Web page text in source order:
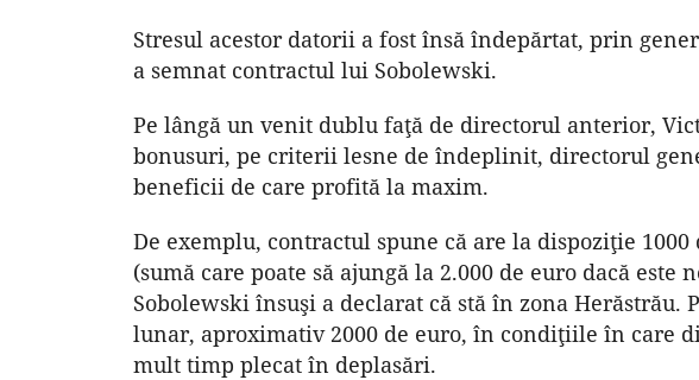
Stresul acestor datorii a fost însă îndepărtat, prin
a semnat contractul lui Sobolewski.
Pe lângă un venit dublu faţă de directorul anterior,
bonusuri, pe criterii lesne de îndeplinit, directorul
beneficii de care profită la maxim.
De exemplu, contractul spune că are la dispoziţie
(sumă care poate să ajungă la 2.000 de euro dacă este
Sobolewski însuşi a declarat că stă în zona Herăstrău.
lunar, aproximativ 2000 de euro, în condiţiile în care
mult timp plecat în deplasări.